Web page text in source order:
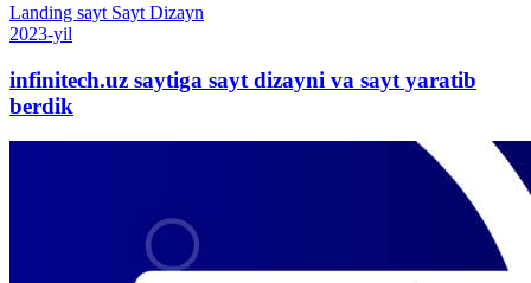
Landing sayt Sayt Dizayn
2023-yil
infinitech.uz saytiga sayt dizayni va sayt yaratib
berdik